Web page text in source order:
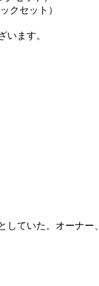
クセット）
います。
していた。オーナ